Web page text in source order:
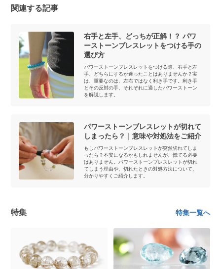
関連する記事
右手と左手、どっちが正解！？ パワ
ーストーンブレスレットをつける手の
選び方
パワーストーンブレスレットをつける際、右手と左
手、どちらにするか迷ったことはありませんか？実
は、重要なのは、左右ではなく利き手です。利き手
とその反対の手、それぞれに適したパワーストーン
を解説します。
パワーストーンブレスレットが切れて
しまったら？｜意味や対処法をご紹介
もしパワーストーンブレスレットが突然切れてしま
ったら？不安になるかもしれませんが、慌てる必要
はありません。パワーストーンブレスレットが切れ
てしまう理由や、切れたときの対処方法について、
分かりやすくご紹介します。
特集 特集一覧へ